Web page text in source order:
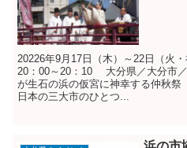
20226年9月17日（木）～22日（火
20：00～20：10 大分県／大分市
が生石の浜の仮宮に神幸する仲秋祭
日本の三大市のひとつ...